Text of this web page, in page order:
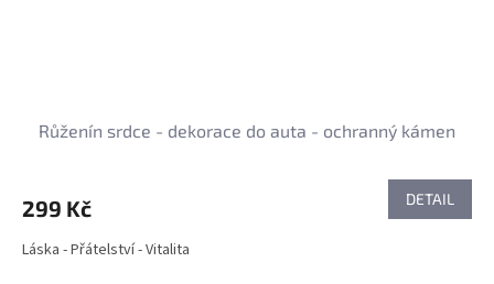
Růženín srdce - dekorace do auta - ochranný kámen
299 Kč DETAIL
Láska - Přátelství - Vitalita